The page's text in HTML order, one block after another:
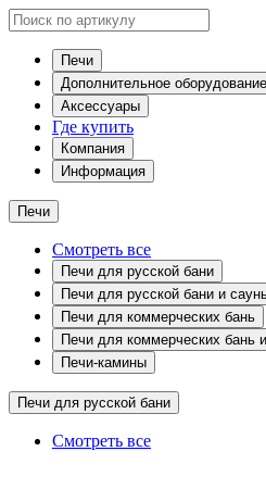
Печи
Дополнительное оборудование
Аксессуары
Где купить
Компания
Информация
Печи
Смотреть все
Печи для русской бани
Печи для русской бани и
Печи для коммерческих бань
Печи для коммерческих бань
Печи-камины
Печи для русской бани
Смотреть все